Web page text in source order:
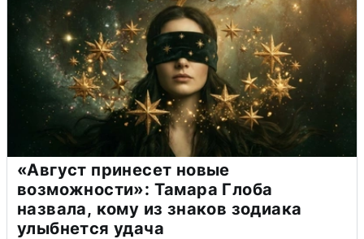
«Август принесет новые
возможности»: Тамара Глоба
назвала, кому из знаков зодиака
улыбнется удача